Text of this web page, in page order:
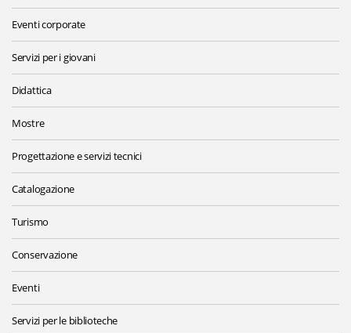
Eventi corporate
Servizi per i giovani
Didattica
Mostre
Progettazione e servizi tecnici
Catalogazione
Turismo
Conservazione
Eventi
Servizi per le biblioteche